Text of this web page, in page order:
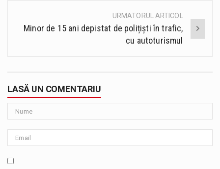
URMATORUL ARTICOL
Minor de 15 ani depistat de polițiști în trafic,
cu autoturismul
LASĂ UN COMENTARIU